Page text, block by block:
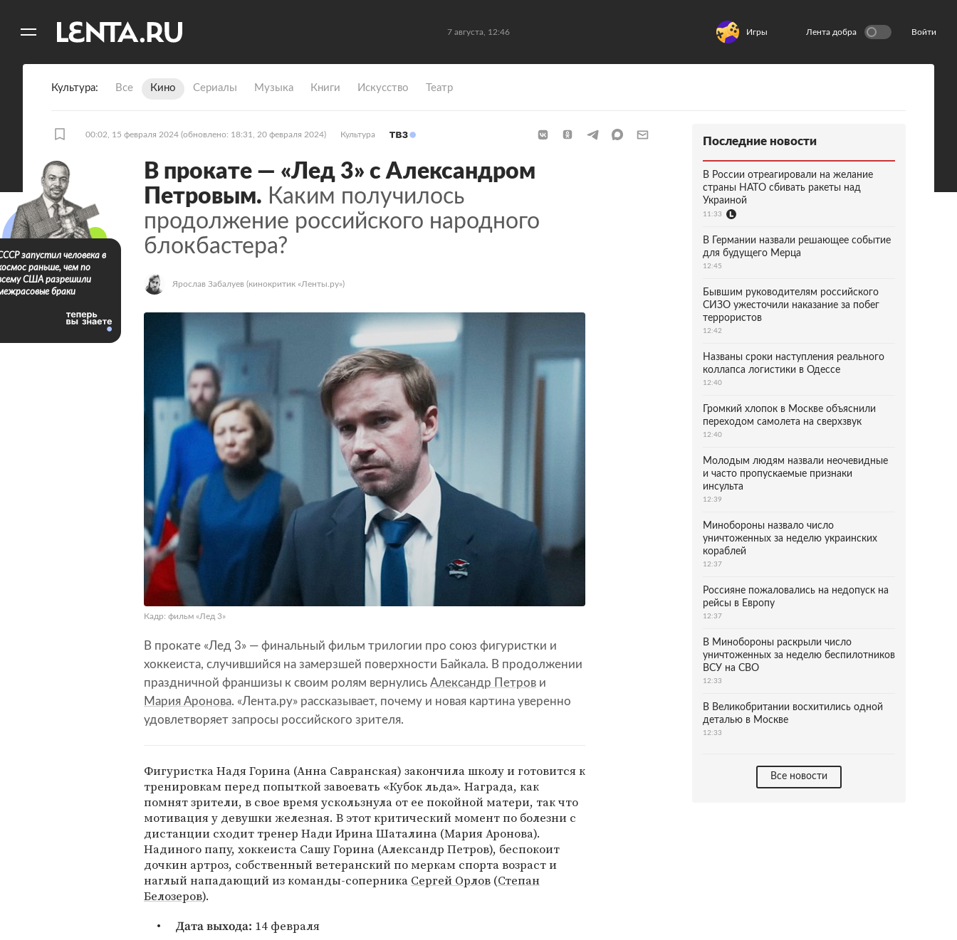
7 августа, 12:46 Игры Лента добра Войти
Культура Все Кино Сериалы Музыка Книги Искусство Театр
00:02, 15 февраля 2024 (обновлено: 18:31, 20 февраля 2024) Культура
В прокате — «Лед 3» c Александром
Петровым. Каким получилось
продолжение российского народного
блокбастера?
Ярослав Забалуев (кинокритик «Ленты.ру»)
Кадр: фильм «Лед 3»
В прокате «Лед 3» — финальный фильм трилогии про союз фигуристки и
хоккеиста, случившийся на замерзшей поверхности Байкала. В продолжении
праздничной франшизы к своим ролям вернулись Александр Петров и
Мария Аронова. «Лента.ру» рассказывает, почему и новая картина уверенно
удовлетворяет запросы российского зрителя.
Фигуристка Надя Горина (Анна Савранская) закончила школу и готовится к
тренировкам перед попыткой завоевать «Кубок льда». Награда, как
помнят зрители, в свое время ускользнула от ее покойной матери, так что
мотивация у девушки железная. В этот критический момент по болезни с
дистанции сходит тренер Нади Ирина Шаталина (Мария Аронова).
Надиного папу, хоккеиста Сашу Горина (Александр Петров), беспокоит
дочкин артроз, собственный ветеранский по меркам спорта возраст и
наглый нападающий из команды-соперника Сергей Орлов (Степан
Белозеров).
Дата выхода: 14 февраля
запустил человека в
раньше, чем по
США разрешили
браки
Последние новости
В России отреагировали на желание
страны НАТО сбивать ракеты над
Украиной
11:33
В Германии назвали решающее событие
для будущего Мерца
12:45
Бывшим руководителям российского
СИЗО ужесточили наказание за побег
террористов
12:42
Названы сроки наступления реального
коллапса логистики в Одессе
12:40
Громкий хлопок в Москве объяснили
переходом самолета на сверхзвук
12:40
Молодым людям назвали неочевидные
и часто пропускаемые признаки
инсульта
12:39
Минобороны назвало число
уничтоженных за неделю украинских
кораблей
12:37
Россияне пожаловались на недопуск на
рейсы в Европу
12:37
В Минобороны раскрыли число
уничтоженных за неделю беспилотников
ВСУ на СВО
12:33
В Великобритании восхитились одной
деталью в Москве
12:33
Все новости